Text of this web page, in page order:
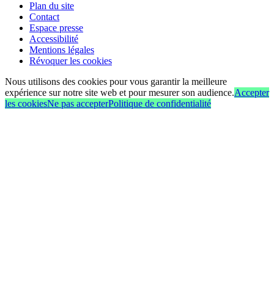
Plan du site
Contact
Espace presse
Accessibilité
Mentions légales
Révoquer les cookies
Nous utilisons des cookies pour vous garantir la meilleure
expérience sur notre site web et pour mesurer son audience.Accepter
les cookiesNe pas accepterPolitique de confidentialité